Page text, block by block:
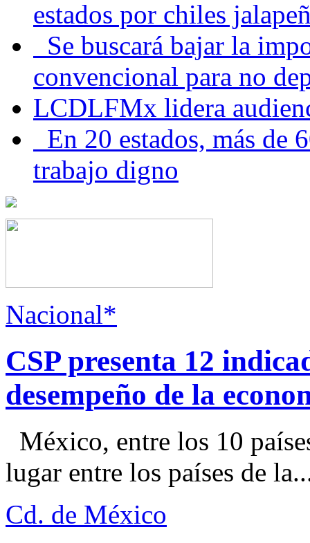
estados por chiles
Se buscará bajar la
convencional para no
LCDLFMx lidera
En 20 estados, más de
trabajo digno
Nacional*
CSP presenta 12
desempeño de la
México, entre los 10
lugar entre los países de
Cd. de México